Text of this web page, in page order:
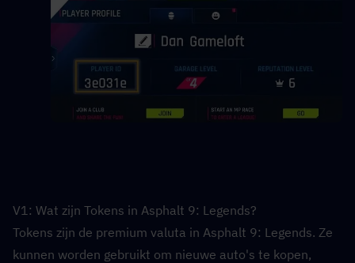
V1: Wat zijn Tokens in Asphalt 9: Legends?
Tokens zijn de premium valuta in Asphalt 9: Legends. Ze
kunnen worden gebruikt om nieuwe auto's te kopen,